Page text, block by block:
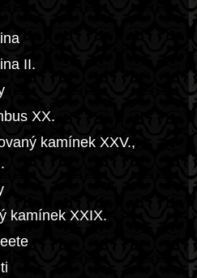
II.
XX.
kamínek XXV.,
kamínek XXIX.